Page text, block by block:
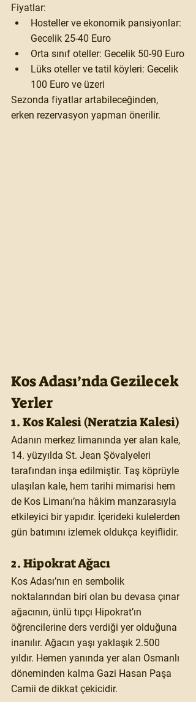
Fiyatlar:
Hosteller ve ekonomik pansiyonlar:
Gecelik 25-40 Euro
Orta sınıf oteller: Gecelik 50-90 Euro
Lüks oteller ve tatil köyleri: Gecelik
100 Euro ve üzeri
Sezonda fiyatlar artabileceğinden,
erken rezervasyon yapman önerilir.
Kos Adası’nda Gezilecek
Yerler
1. Kos Kalesi (Neratzia Kalesi)
Adanın merkez limanında yer alan kale,
14. yüzyılda St. Jean Şövalyeleri
tarafından inşa edilmiştir. Taş köprüyle
ulaşılan kale, hem tarihi mimarisi hem
de Kos Limanı’na hâkim manzarasıyla
etkileyici bir yapıdır. İçerideki kulelerden
gün batımını izlemek oldukça keyiflidir.
2. Hipokrat Ağacı
Kos Adası’nın en sembolik
noktalarından biri olan bu devasa çınar
ağacının, ünlü tıpçı Hipokrat’ın
öğrencilerine ders verdiği yer olduğuna
inanılır. Ağacın yaşı yaklaşık 2.500
yıldır. Hemen yanında yer alan Osmanlı
döneminden kalma Gazi Hasan Paşa
Camii de dikkat çekicidir.